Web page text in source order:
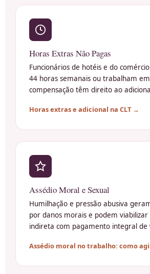
Horas Extras Não Pagas
Funcionários de hotéis e do
44 horas semanais ou trabalham
compensação têm direito ao
Horas extras e adicional na CLT →
Assédio Moral e Sexual
Humilhação e pressão abusiva
por danos morais e podem viabilizar
indireta com pagamento integral de
Assédio moral no trabalho: como